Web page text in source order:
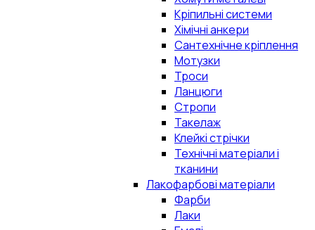
Кріпильні системи
Хімічні анкери
Сантехнічне кріплення
Мотузки
Троси
Ланцюги
Стропи
Такелаж
Клейкі стрічки
Технічні матеріали і
тканини
Лакофарбові матеріали
Фарби
Лаки